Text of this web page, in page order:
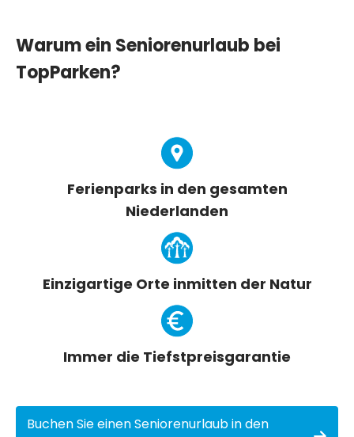
Warum ein Seniorenurlaub bei
TopParken?
Ferienparks in den gesamten
Niederlanden
Einzigartige Orte inmitten der Natur
Immer die Tiefstpreisgarantie
Buchen Sie einen Seniorenurlaub in den